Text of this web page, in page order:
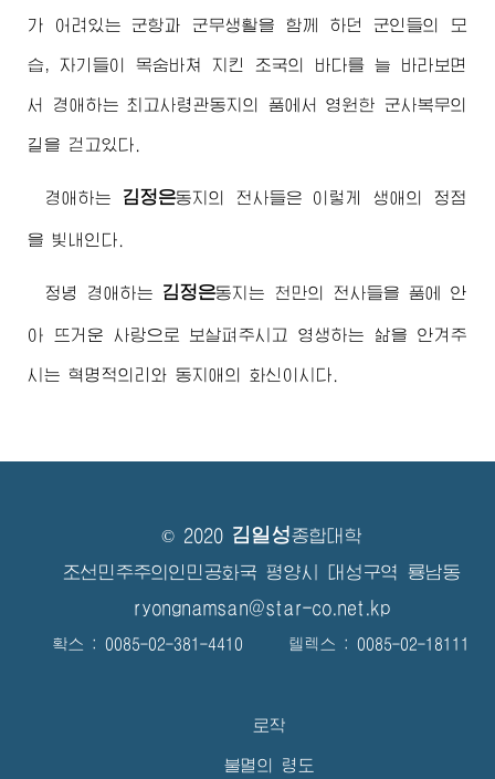
가 어려있는 군항과 군무생활을 함께 하던 군인들의 모
습, 자기들이 목숨바쳐 지킨 조국의 바다를 늘 바라보면
서 경애하는 최고사령관동지의 품에서 영원한 군사복무의
길을 걷고있다.
경애하는 김정은동지 의 전사들은 이렇게 생애의 정점
을 빛내인다.
정녕 경애하는 김정은동지는 천만의 전사들을 품에 안
아 뜨거운 사랑으로 보살펴주시고 영생하는 삶을 안겨주
시는 혁명적의리와 동지애의 화신이시다.
© 2020 김일성종합대학
조선민주주의인민공화국 평양시 대성구역 룡남동
ryongnamsan@star-co.net.kp
확스 : 0085-02-381-4410 텔렉스 : 0085-02-18111
로작
불멸의 령도